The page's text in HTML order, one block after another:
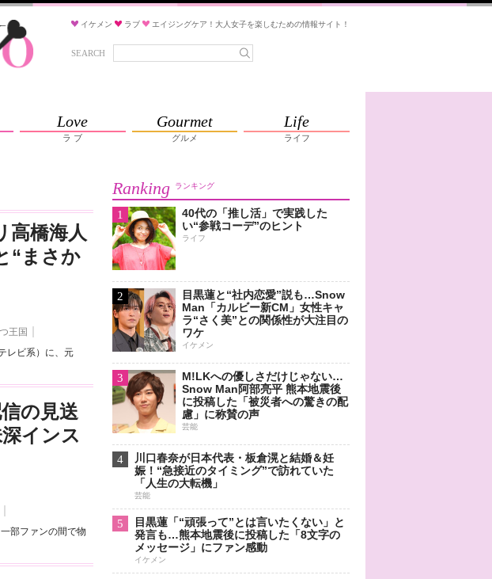
イケメン ラブ エイジングケア！大人女子を楽しむための情報サイト！
SEARCH
Love
ラ ブ
Gourmet
グルメ
Life
ライフ
高橋海人
“まさか
王国
レビ系）に、元
の見送
インス
部ファンの間で物
Ranking ランキング
1
40代の「推し活」で実践した
い“参戦コーデ”のヒント
ライフ
2
目黒蓮と“社内恋愛”説も…Snow
Man「カルビー新CM」女性キャ
ラ“さく美”との関係性が大注目の
ワケ
イケメン
3
M!LKへの優しさだけじゃない…
Snow Man阿部亮平 熊本地震後
に投稿した「被災者への驚きの配
慮」に称賛の声
芸能
4
川口春奈が日本代表・板倉滉と結婚＆妊
娠！“急接近のタイミング”で訪れていた
「人生の大転機」
芸能
5
目黒蓮「“頑張って”とは言いたくない」と
発言も…熊本地震後に投稿した「8文字の
メッセージ」にファン感動
イケメン